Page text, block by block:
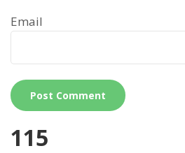
Email
115